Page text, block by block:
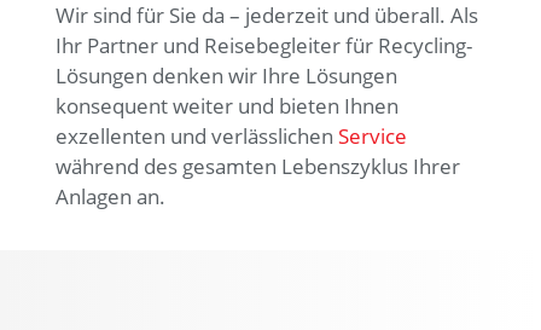
Wir sind für Sie da – jederzeit und überall. Als
Ihr Partner und Reisebegleiter für Recycling-
Lösungen denken wir Ihre Lösungen
konsequent weiter und bieten Ihnen
exzellenten und verlässlichen Service
während des gesamten Lebenszyklus Ihrer
Anlagen an.